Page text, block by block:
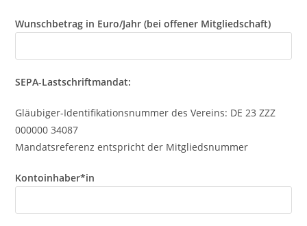
Wunschbetrag in Euro/Jahr (bei offener Mitgliedschaft)
SEPA-Lastschriftmandat:
Gläubiger-Identifikationsnummer des Vereins: DE 23 ZZZ
000000 34087
Mandatsreferenz entspricht der Mitgliedsnummer
Kontoinhaber*in